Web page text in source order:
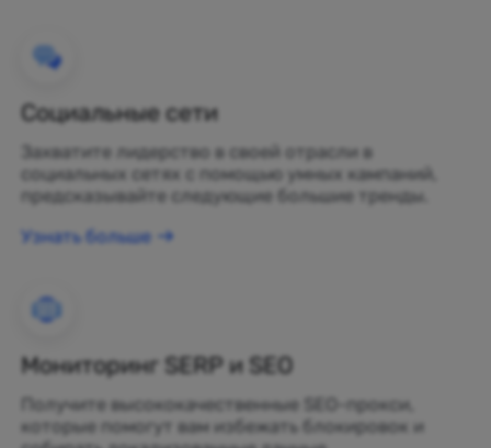
Социальные сети
Захватите лидерство в своей отрасли в
социальных сетях с помощью умных кампаний,
предсказывайте следующие большие тренды.
Узнать больше
Мониторинг SERP и SEO
Получите высококачественные SEO-прокси,
которые помогут вам избежать блокировок и